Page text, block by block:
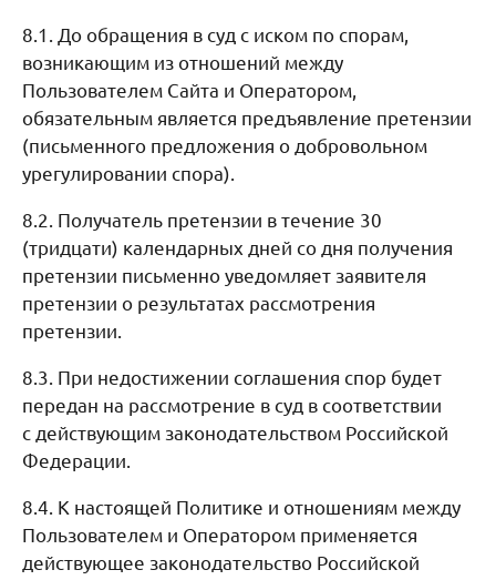
8.1. До обращения в суд с иском по спорам,
возникающим из отношений между
Пользователем Сайта и Оператором,
обязательным является предъявление претензии
(письменного предложения о добровольном
урегулировании спора).
8.2. Получатель претензии в течение 30
(тридцати) календарных дней со дня получения
претензии письменно уведомляет заявителя
претензии о результатах рассмотрения
претензии.
8.3. При недостижении соглашения спор будет
передан на рассмотрение в суд в соответствии
с действующим законодательством Российской
Федерации.
8.4. К настоящей Политике и отношениям между
Пользователем и Оператором применяется
действующее законодательство Российской